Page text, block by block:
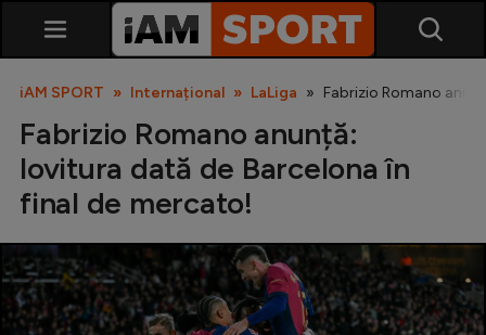
SuperLiga
Liga 2
iAM SPORT Internațional LaLiga Fabrizio Romano
Fabrizio Romano anunță:
lovitura dată de Barcelona în
final de mercato!